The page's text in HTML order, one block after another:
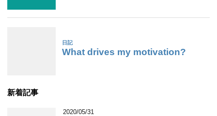
新着記事
2020/05/31